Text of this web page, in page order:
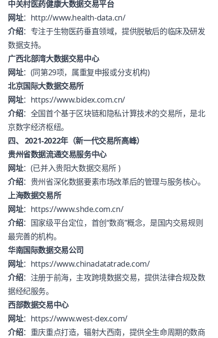
中关村医药健康大数据交易平台
网址： http://www.health-data.cn/
介绍：专注于生物医药垂直领域，提供脱敏后的临床及研发
数据支持。
广西北部湾大数据交易中心
网址：(同第29项，属重复申报或分支机构)
北京国际大数据交易所
网址： https://www.bidex.com.cn/
介绍：全国首个基于区块链和隐私计算技术的交易所，是北
京数字经济枢纽。
四、 2021-2022年（新一代交易所高峰）
贵州省数据流通交易服务中心
网址：(已并入贵阳大数据交易所 )
介绍：贵州省深化数据要素市场改革后的管理与服务核心。
上海数据交易所
网址： https://www.shde.com.cn/
介绍：国家级平台定位，首创“数商”概念，是国内交易规则
最完善的机构。
华南国际数据交易公司
网址： https://www.chinadatatrade.com/
介绍：注册于前海，主攻跨境数据交易，提供法律合规及数
据经纪服务。
西部数据交易中心
网址： https://www.west-dex.com/
介绍：重庆重点打造，辐射大西南，提供全生命周期的数商